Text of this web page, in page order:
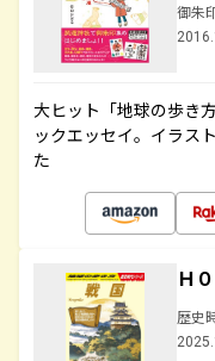
御朱
大ヒット「地球の歩き
ックエッセイ。イラス
た
Ｈ
歴史